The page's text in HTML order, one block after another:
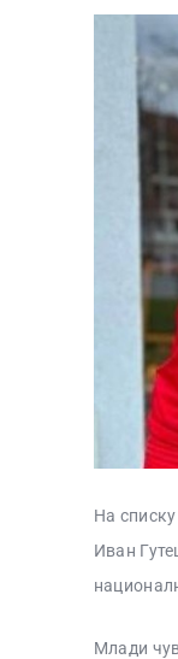
На
Иван
Млади